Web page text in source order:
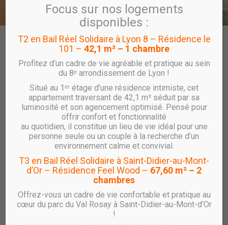
L’ARCHIPEL
CARTE PROGRAMME
VISITE VIRTUELLE
PROGRAMMES EN COMMERCIALISATION
Vente Archipel – T2 – A24
Appartement T2 Neuf – Résidence L’ARCHIPEL à
Villefranche-sur-Saône
RHÔNE SAÔNE HABITAT vous propose unappartement
T2 au 2ème étage, au sein de la résidenceL’ARCHIPEL
‘écoquartier Monplaisir
Vignard.
Caractéristiques principales :
Focus sur nos logements
disponibles :
T2 en Bail Réel Solidaire à Lyon 8 – Résidence le
101 – 42,1 m² – 1 chambre
Profitez d’un cadre de vie agréable et pratique au sein
du 8ᵉ arrondissement de Lyon !
Situé au 1ᵉʳ étage d’une résidence intimiste, cet
appartement traversant de 42,1 m² séduit par sa
luminosité et son agencement optimisé. Pensé pour
offrir confort et fonctionnalité
au quotidien, il constitue un lieu de vie idéal pour une
personne seule ou un couple à la recherche d’un
environnement calme et convivial.
T3 en Bail Réel Solidaire à Saint-Didier-au-Mont-
d’Or – Résidence Feel Wood – 67,60 m² – 2
chambres
Offrez-vous un cadre de vie confortable et pratique au
cœur du parc du Val Rosay à Saint-Didier-au-Mont-d’Or
!